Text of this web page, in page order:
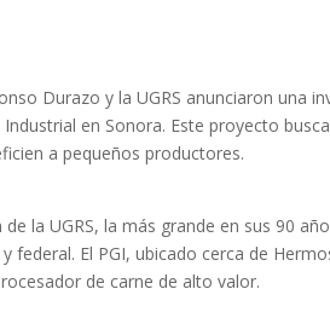
Durazo y la UGRS anunciaron una
Industrial en Sonora. Este proyecto
a pequeños productores.
la UGRS, la más grande en sus 90
federal. El PGI, ubicado cerca de
de carne de alto valor.